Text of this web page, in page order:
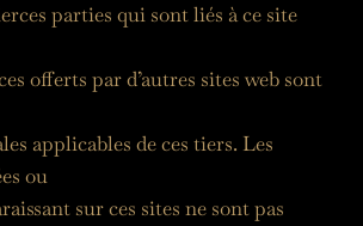
parties qui sont liés à ce site
offerts par d’autres sites web sont
applicables de ces tiers. Les
ou
sur ces sites ne sont pas